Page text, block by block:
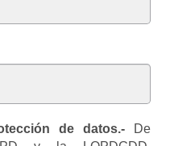
de datos.- De